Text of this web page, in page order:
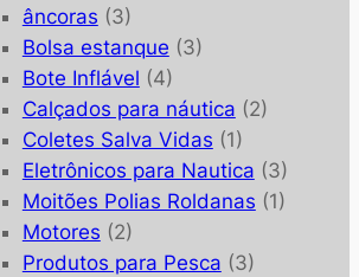
âncoras (3)
Bolsa estanque (3)
Bote Inflável (4)
Calçados para náutica (2)
Coletes Salva Vidas (1)
Eletrônicos para Nautica (3)
Moitões Polias Roldanas (1)
Motores (2)
Produtos para Pesca (3)